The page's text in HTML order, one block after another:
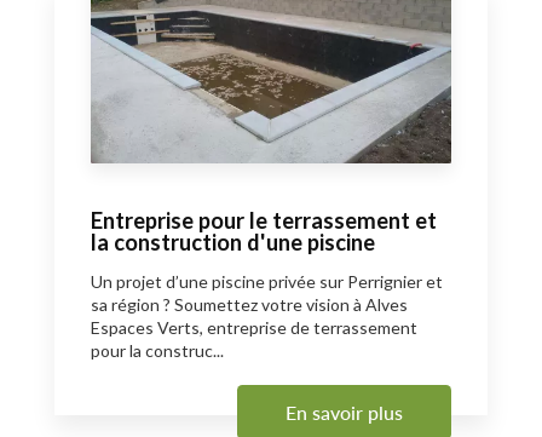
Entreprise pour le terrassement et
la construction d'une piscine
Un projet d’une piscine privée sur Perrignier et
sa région ? Soumettez votre vision à Alves
Espaces Verts, entreprise de terrassement
pour la construc...
En savoir plus